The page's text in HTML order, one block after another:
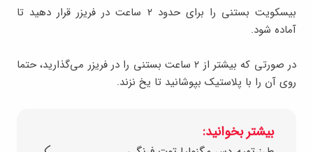
بیسکویت بستنی را برای حدود ۲ ساعت در فریزر قرار دهید تا
آماده شود.
در صورتی که بیشتر از ۲ ساعت بستنی را در فریزر می‌گذارید، حتما
روی آن را با پلاستیک بپوشانید تا یخ نزند.
بیشتر بخوانید: